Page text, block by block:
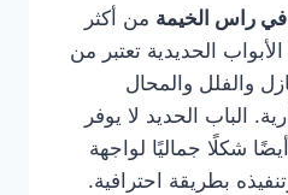
في راس الخيمة من أكثر
الحديدية تعتبر من
والفلل والمحال
الباب الحديد لا يوفر
شكلًا جماليًا لواجهة
بطريقة احترافية.